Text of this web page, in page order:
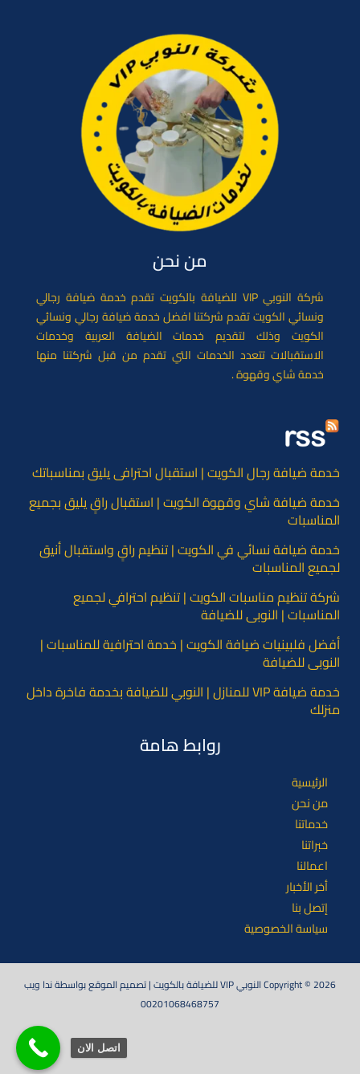
من نحن
شركة النوبي VIP للضيافة بالكويت تقدم خدمة ضيافة رجالي
ونسائي الكويت تقدم شركتنا افضل خدمة ضيافة رجالي ونسائي
الكويت وذلك لتقديم خدمات الضيافة العربية وخدمات
الاستقبالات تتعدد الخدمات التي تقدم من قبل شركتنا منها
خدمة شاي وقهوة .
خدمة ضيافة رجال الكويت | استقبال احترافي يليق بمناسباتك
خدمة ضيافة شاي وقهوة الكويت | استقبال راقٍ يليق بجميع
المناسبات
خدمة ضيافة نسائي في الكويت | تنظيم راقٍ واستقبال أنيق
لجميع المناسبات
شركة تنظيم مناسبات الكويت | تنظيم احترافي لجميع
المناسبات | النوبي للضيافة
أفضل فلبينيات ضيافة الكويت | خدمة احترافية للمناسبات |
النوبي للضيافة
خدمة ضيافة VIP للمنازل | النوبي للضيافة بخدمة فاخرة داخل
منزلك
روابط هامة
الرئيسية
من نحن
خدماتنا
خبراتنا
اعمالنا
أخر الأخبار
إتصل بنا
سياسة الخصوصية
Copyright © 2026 النوبي VIP للضيافة بالكويت | تصميم الموقع بواسطة ندا ويب
00201068468757
اتصل الان